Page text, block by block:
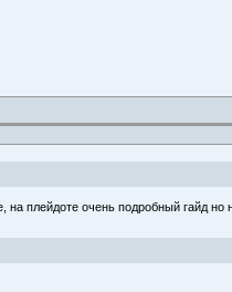
плейдоте очень подробный гайд